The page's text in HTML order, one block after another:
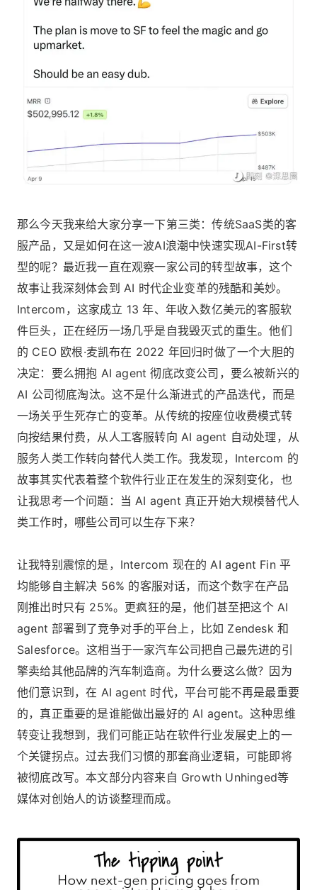
那么今天我来给大家分享一下第三类：传统SaaS类的客
服产品，又是如何在这一波AI浪潮中快速实现AI-First转
型的呢？最近我一直在观察一家公司的转型故事，这个
故事让我深刻体会到 AI 时代企业变革的残酷和美妙。
Intercom，这家成立 13 年、年收入数亿美元的客服软
件巨头，正在经历一场几乎是自我毁灭式的重生。他们
的 CEO 欧根·麦凯布在 2022 年回归时做了一个大胆的
决定：要么拥抱 AI agent 彻底改变公司，要么被新兴的
AI 公司彻底淘汰。这不是什么渐进式的产品迭代，而是
一场关乎生死存亡的变革。从传统的按座位收费模式转
向按结果付费，从人工客服转向 AI agent 自动处理，从
服务人类工作转向替代人类工作。我发现，Intercom 的
故事其实代表着整个软件行业正在发生的深刻变化，也
让我思考一个问题：当 AI agent 真正开始大规模替代人
类工作时，哪些公司可以生存下来？
让我特别震惊的是，Intercom 现在的 AI agent Fin 平
均能够自主解决 56% 的客服对话，而这个数字在产品
刚推出时只有 25%。更疯狂的是，他们甚至把这个 AI
agent 部署到了竞争对手的平台上，比如 Zendesk 和
Salesforce。这相当于一家汽车公司把自己最先进的引
擎卖给其他品牌的汽车制造商。为什么要这么做？因为
他们意识到，在 AI agent 时代，平台可能不再是最重要
的，真正重要的是谁能做出最好的 AI agent。这种思维
转变让我想到，我们可能正站在软件行业发展史上的一
个关键拐点。过去我们习惯的那套商业逻辑，可能即将
被彻底改写。本文部分内容来自 Growth Unhinged等
媒体对创始人的访谈整理而成。